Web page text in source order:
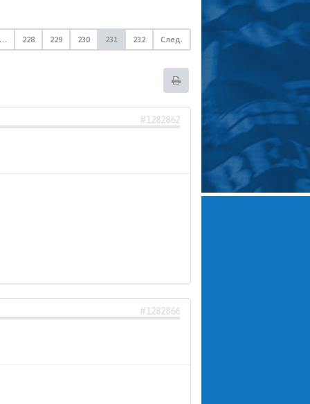
… 228 229 230 231 232 След.
#1282862
#1282866